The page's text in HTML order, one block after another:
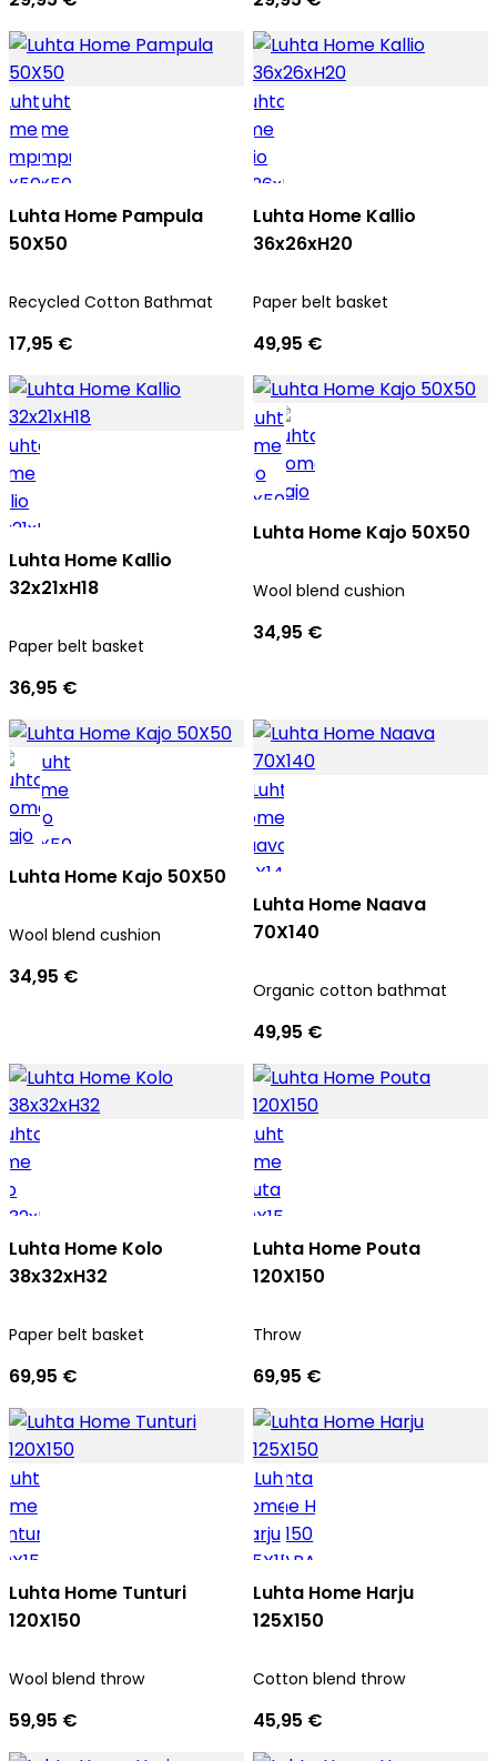
Luhta Home Pampula
50X50
Recycled Cotton Bathmat
17,95 €
Luhta Home Kallio
36x26xH20
Paper belt basket
49,95 €
Luhta Home Kallio
32x21xH18
Paper belt basket
36,95 €
Luhta Home Kajo 50X50
Wool blend cushion
34,95 €
Luhta Home Kajo 50X50
Wool blend cushion
34,95 €
Luhta Home Naava
70X140
Organic cotton bathmat
49,95 €
Luhta Home Kolo
38x32xH32
Paper belt basket
69,95 €
Luhta Home Pouta
120X150
Throw
69,95 €
Luhta Home Tunturi
120X150
Wool blend throw
59,95 €
Luhta Home Harju
125X150
Cotton blend throw
45,95 €